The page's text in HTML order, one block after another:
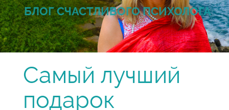
БЛОГ СЧАСТЛИВОГО ПСИХОЛОГА
Самый лучший
подарок